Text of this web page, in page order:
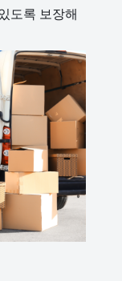
도록 보장해